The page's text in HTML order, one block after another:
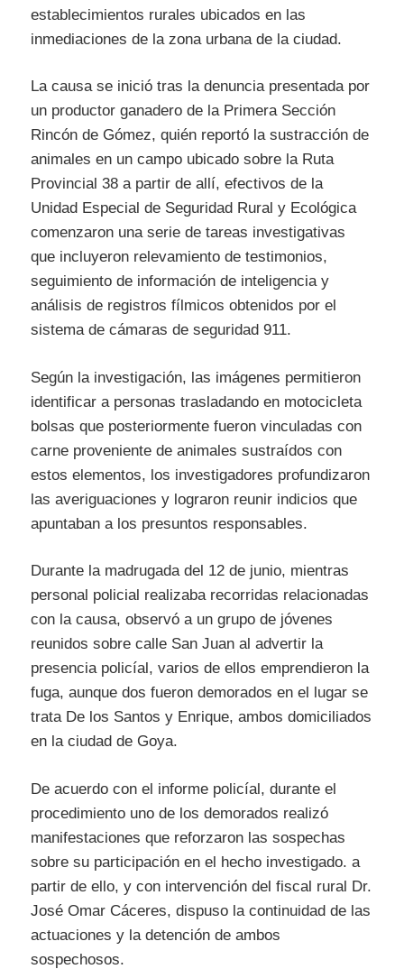
establecimientos rurales ubicados en las
inmediaciones de la zona urbana de la ciudad.
La causa se inició tras la denuncia presentada por
un productor ganadero de la Primera Sección
Rincón de Gómez, quién reportó la sustracción de
animales en un campo ubicado sobre la Ruta
Provincial 38 a partir de allí, efectivos de la
Unidad Especial de Seguridad Rural y Ecológica
comenzaron una serie de tareas investigativas
que incluyeron relevamiento de testimonios,
seguimiento de información de inteligencia y
análisis de registros fílmicos obtenidos por el
sistema de cámaras de seguridad 911.
Según la investigación, las imágenes permitieron
identificar a personas trasladando en motocicleta
bolsas que posteriormente fueron vinculadas con
carne proveniente de animales sustraídos con
estos elementos, los investigadores profundizaron
las averiguaciones y lograron reunir indicios que
apuntaban a los presuntos responsables.
Durante la madrugada del 12 de junio, mientras
personal policial realizaba recorridas relacionadas
con la causa, observó a un grupo de jóvenes
reunidos sobre calle San Juan al advertir la
presencia policíal, varios de ellos emprendieron la
fuga, aunque dos fueron demorados en el lugar se
trata De los Santos y Enrique, ambos domiciliados
en la ciudad de Goya.
De acuerdo con el informe policíal, durante el
procedimiento uno de los demorados realizó
manifestaciones que reforzaron las sospechas
sobre su participación en el hecho investigado. a
partir de ello, y con intervención del fiscal rural Dr.
José Omar Cáceres, dispuso la continuidad de las
actuaciones y la detención de ambos
sospechosos.